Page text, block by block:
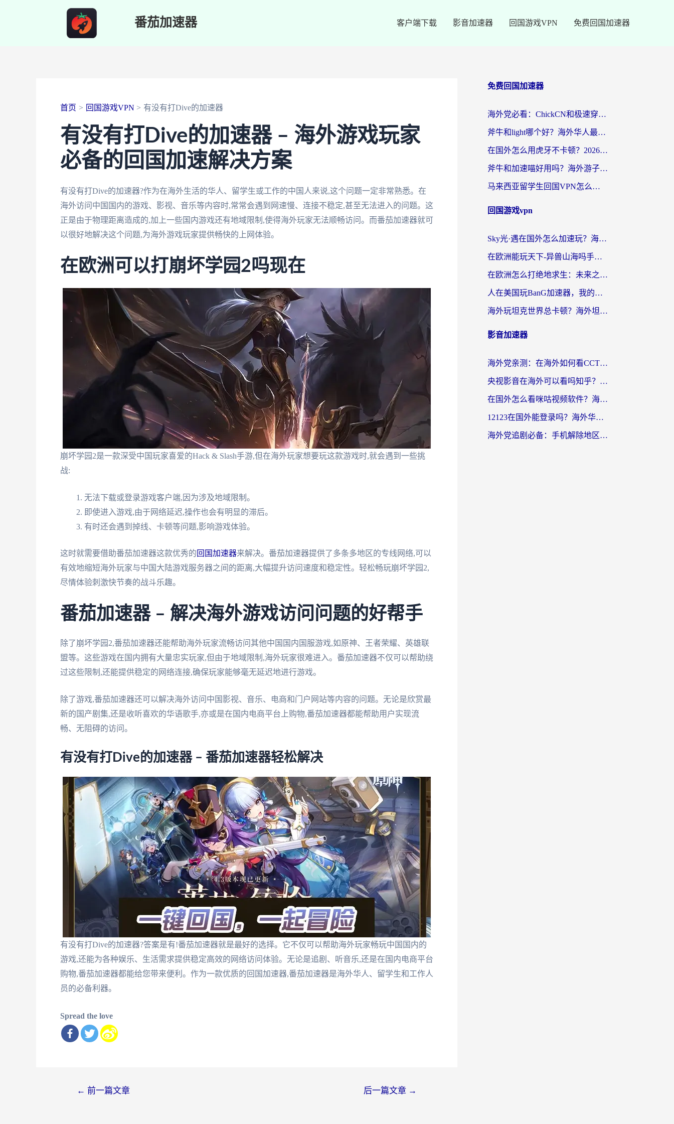
番茄加速器 客户端下载 影音加速器 回国游戏VPN 免费回国加速器
首页 回国游戏VPN 有没有打Dive的加速器
有没有打Dive的加速器 – 海外游戏玩家
必备的回国加速解决方案
有没有打Dive的加速器?作为在海外生活的华人、留学生或工作的中国人来说,这个问题一定非常熟悉。在
海外访问中国国内的游戏、影视、音乐等内容时,常常会遇到网速慢、连接不稳定,甚至无法进入的问题。这
正是由于物理距离造成的,加上一些国内游戏还有地域限制,使得海外玩家无法顺畅访问。而番茄加速器就可
以很好地解决这个问题,为海外游戏玩家提供畅快的上网体验。
在欧洲可以打崩坏学园2吗现在
崩坏学园2是一款深受中国玩家喜爱的Hack & Slash手游,但在海外玩家想要玩这款游戏时,就会遇到一些挑
战:
无法下载或登录游戏客户端,因为涉及地域限制。
即使进入游戏,由于网络延迟,操作也会有明显的滞后。
有时还会遇到掉线、卡顿等问题,影响游戏体验。
这时就需要借助番茄加速器这款优秀的回国加速器来解决。番茄加速器提供了多条多地区的专线网络,可以
有效地缩短海外玩家与中国大陆游戏服务器之间的距离,大幅提升访问速度和稳定性。轻松畅玩崩坏学园2,
尽情体验刺激快节奏的战斗乐趣。
番茄加速器 – 解决海外游戏访问问题的好帮手
除了崩坏学园2,番茄加速器还能帮助海外玩家流畅访问其他中国国内国服游戏,如原神、王者荣耀、英雄联
盟等。这些游戏在国内拥有大量忠实玩家,但由于地域限制,海外玩家很难进入。番茄加速器不仅可以帮助绕
过这些限制,还能提供稳定的网络连接,确保玩家能够毫无延迟地进行游戏。
除了游戏,番茄加速器还可以解决海外访问中国影视、音乐、电商和门户网站等内容的问题。无论是欣赏最
新的国产剧集,还是收听喜欢的华语歌手,亦或是在国内电商平台上购物,番茄加速器都能帮助用户实现流
畅、无阻碍的访问。
有没有打Dive的加速器 – 番茄加速器轻松解决
有没有打Dive的加速器?答案是有!番茄加速器就是最好的选择。它不仅可以帮助海外玩家畅玩中国国内的
游戏,还能为各种娱乐、生活需求提供稳定高效的网络访问体验。无论是追剧、听音乐,还是在国内电商平台
购物,番茄加速器都能给您带来便利。作为一款优质的回国加速器,番茄加速器是海外华人、留学生和工作人
员的必备利器。
Spread the love
← 前一篇文章 后一篇文章 →
免费回国加速器
海外党必看：ChickCN和极速穿梭VPN好用吗？3招教你选对回国加速器无缝刷国内资源
斧牛和light哪个好？海外华人最关心的回国加速器选择难题，一篇讲透
在国外怎么用虎牙不卡顿？2026海外华人亲测有效的回国加速器选择指南
斧牛和加速喵好用吗？海外游子的真实选择困境
马来西亚留学生回国VPN怎么选？3个避坑点+1款实测好用的加速器推荐
回国游戏vpn
Sky光·遇在国外怎么加速玩？海外党亲测有效的国服游戏加速指南
在欧洲能玩天下-异兽山海吗手游？海外玩家的加速器生存指南
在欧洲怎么打绝地求生：未来之役不卡？留学生亲测的加速器避坑指南
人在美国玩BanG加速器，我的延迟终于绿了
海外玩坦克世界总卡顿？海外坦克世界加速器有哪些？实测好用的选择在这里
影音加速器
海外党亲测：在海外如何看CCTV？告别“仅限大陆播放”的实用指南
央视影音在海外可以看吗知乎？留学生亲测：3步解决地域限制+追剧自由
在国外怎么看咪咕视频软件？海外党亲测有效的回国加速方案
12123在国外能登录吗？海外华人必看的回国加速实用指南
海外党追剧必备：手机解除地区限制app怎么选？解决央视视频&国内剧地区限制全指南